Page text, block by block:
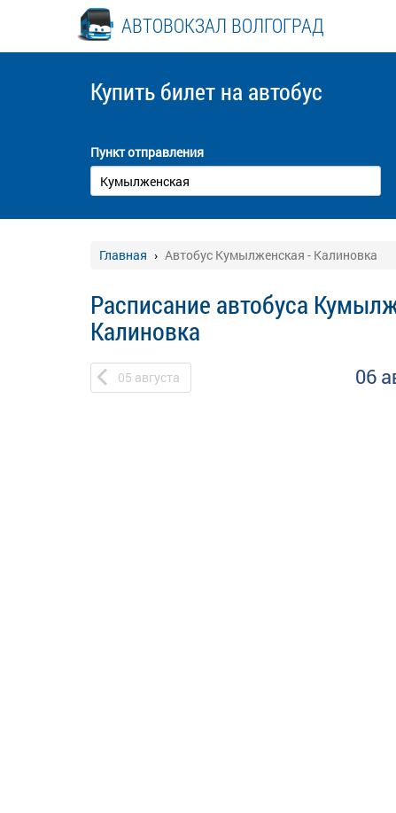
АВТОВОКЗАЛ ВОЛГОГРАД
Купить билет на автобус
Пункт отправления
Главная Автобус Кумылженская - Калиновка
Расписание автобуса
Калиновка
05 августа 06